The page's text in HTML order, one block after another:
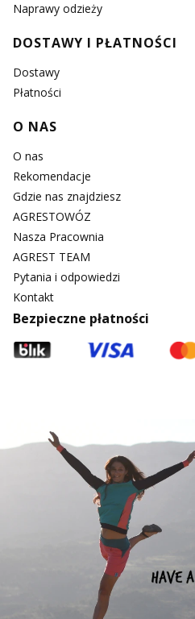
Naprawy odzieży
DOSTAWY I PŁATNOŚCI
Dostawy
Płatności
O NAS
O nas
Rekomendacje
Gdzie nas znajdziesz
AGRESTOWÓZ
Nasza Pracownia
AGREST TEAM
Pytania i odpowiedzi
Kontakt
Bezpieczne płatności